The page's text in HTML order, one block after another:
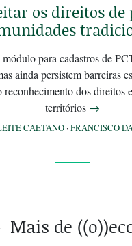
os direitos de
para cadastros de
ainda persistem barreiras
dos direitos
territórios →
CAETANO ·FRANCISCO
Mais de